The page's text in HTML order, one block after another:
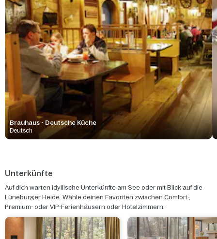
Brauhaus - Deutsche Küche
Deutsch
Unterkünfte
Auf dich warten idyllische Unterkünfte am See oder mit Blick auf die
Lüneburger Heide. Wähle deinen Favoriten zwischen Comfort-,
Premium- oder VIP-Ferienhäusern oder Hotelzimmern.